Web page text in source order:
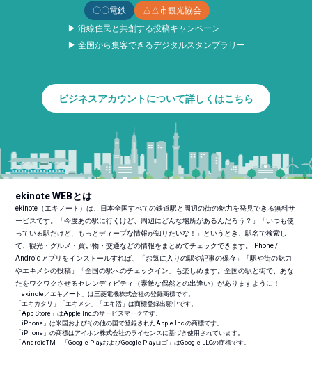
〇〇電鉄
△△市観光協会
▶ 沿線住民と共創する投稿キャンペーン
▶ 全国から集客できるデジタルスタンプラリー
ビジネスアカウントについて詳しくはこちら
ekinote WEBとは
ekinote（エキノート）は、日本全国すべての鉄道駅と周辺の街の魅力を発見できる無料サ
ービスです。「今度あの駅に行くけど、周辺にどんな場所があるんだろう？」「いつも使
っている駅だけど、もっとディープな情報が知りたいな！」というとき、駅名で検索し
て、観光・グルメ・買い物・交通などの情報をまとめてチェックできます。iPhone /
Androidアプリをインストールすれば、「お気に入りの駅や記事の保存」「駅や街の魅力
やエキメシの投稿」「全国の駅へのチェックイン」も楽しめます。全国の駅と街で、あな
たをワクワクさせるセレンディピティ（素敵な偶然との出逢い）がありますように！
「ekinote／エキノート」は三菱電機株式会社の登録商標です。
「エキガタリ」「エキメシ」「エキ活」は商標登録出願中です。
「App Store」はApple Inc.のサービスマークです。
「iPhone」は米国およびその他の国で登録されたApple Inc.の商標です。
「iPhone」の商標はアイホン株式会社のライセンスに基づき使用されています。
「AndroidTM 」「Google PlayおよびGoogle Playロゴ」はGoogle LLCの商標です。